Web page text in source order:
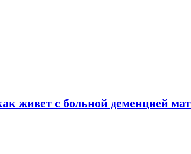
живет с больной деменцией